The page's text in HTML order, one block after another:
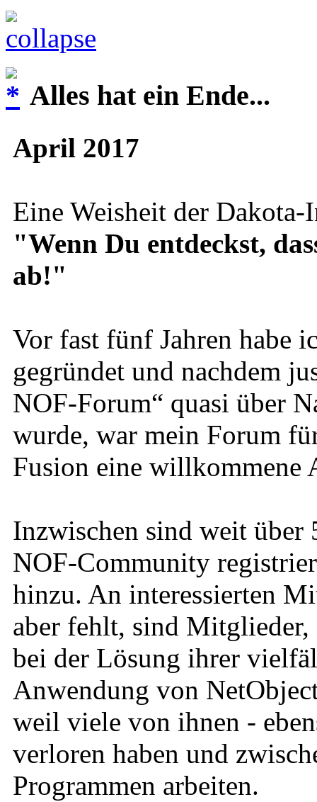
Alles hat ein Ende...
April 2017
Eine Weisheit der Dakota-
"Wenn Du entdeckst,
ab!"
Vor fast fünf Jahren habe
gegründet und nachdem
NOF-Forum“ quasi über
wurde, war mein Forum
Fusion eine willkommene
Inzwischen sind weit über
NOF-Community
hinzu. An interessierten
aber fehlt, sind Mitglieder,
bei der Lösung ihrer
Anwendung von
weil viele von ihnen -
verloren haben und
Programmen arbeiten.